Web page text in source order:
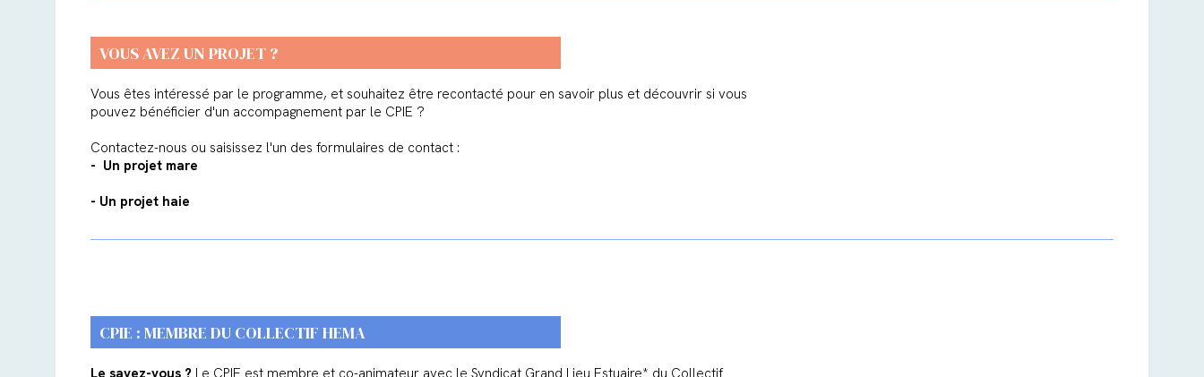
VOUS AVEZ UN PROJET ?
Vous êtes intéressé par le programme, et souhaitez être recontacté pour en savoir plus et découvrir si vous
pouvez bénéficier d'un accompagnement par le CPIE ?
Contactez-nous ou saisissez l'un des formulaires de contact :
- Un projet mare
- Un projet haie
CPIE : MEMBRE DU COLLECTIF HEMA